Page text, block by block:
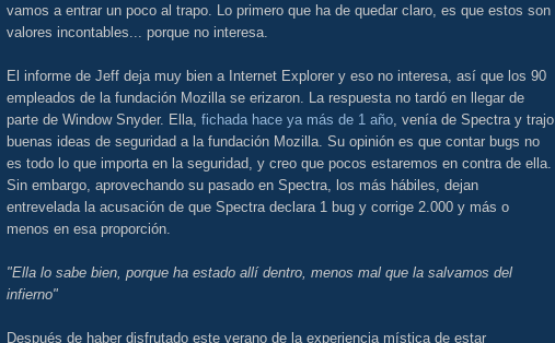
vamos a entrar un poco al trapo. Lo primero que ha de quedar claro, es que estos son
valores incontables... porque no interesa.
El informe de Jeff deja muy bien a Internet Explorer y eso no interesa, así que los 90
empleados de la fundación Mozilla se erizaron. La respuesta no tardó en llegar de
parte de Window Snyder. Ella, fichada hace ya más de 1 año, venía de Spectra y trajo
buenas ideas de seguridad a la fundación Mozilla. Su opinión es que contar bugs no
es todo lo que importa en la seguridad, y creo que pocos estaremos en contra de ella.
Sin embargo, aprovechando su pasado en Spectra, los más hábiles, dejan
entrevelada la acusación de que Spectra declara 1 bug y corrige 2.000 y más o
menos en esa proporción.
"Ella lo sabe bien, porque ha estado allí dentro, menos mal que la salvamos del
infierno"
Después de haber disfrutado este verano de la experiencia mística de estar